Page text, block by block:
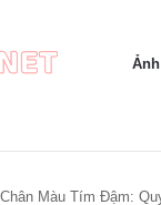
Màu Tím Đậm: